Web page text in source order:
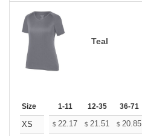
Teal
Size 1-11 12-35 36-71
XS $ 22.17 $ 21.51 $ 20.85